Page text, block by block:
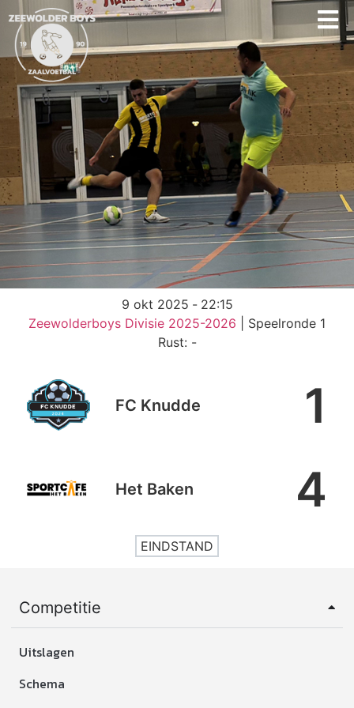
9 okt 2025 - 22:15
Zeewolderboys Divisie 2025-2026
| Speelronde 1
Rust: -
FC Knudde 1
Het Baken 4
EINDSTAND
Competitie
Uitslagen
Schema